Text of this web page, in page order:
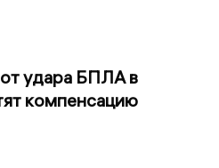
удара БПЛА в
компенсацию